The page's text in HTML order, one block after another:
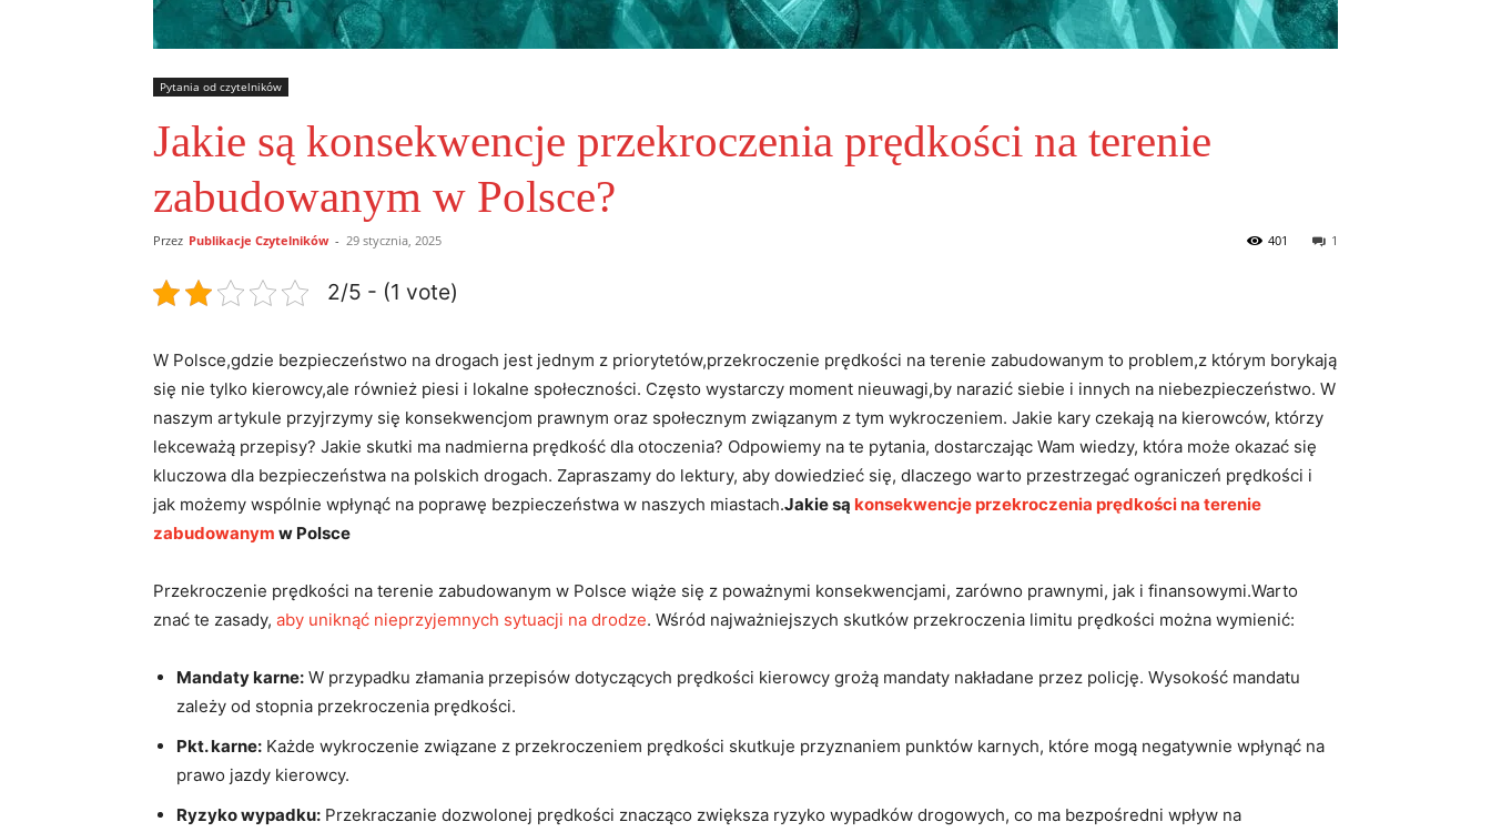
Pytania od czytelników
Jakie są konsekwencje przekroczenia prędkości na terenie
zabudowanym w Polsce?
Przez Publikacje Czytelników - 29 stycznia, 2025 1
401
2/5 - (1 vote)
W Polsce,gdzie bezpieczeństwo na ‌drogach ​jest jednym z priorytetów,przekroczenie prędkości na terenie zabudowanym to problem,z którym borykają
się nie tylko kierowcy,ale również piesi i lokalne​ społeczności. Często wystarczy moment nieuwagi,by narazić siebie ‍i innych na niebezpieczeństwo. W
naszym artykule przyjrzymy się konsekwencjom prawnym oraz społecznym związanym‍ z tym wykroczeniem. Jakie kary czekają na kierowców, którzy
lekceważą ⁢przepisy? Jakie skutki ma nadmierna prędkość dla otoczenia? Odpowiemy⁢ na te pytania, dostarczając Wam wiedzy, która może okazać​ się
kluczowa dla bezpieczeństwa na polskich drogach. Zapraszamy do​ lektury, aby‌ dowiedzieć się, dlaczego warto przestrzegać ograniczeń prędkości i
jak możemy ‍wspólnie wpłynąć na ​poprawę‍ bezpieczeństwa w naszych miastach.Jakie są konsekwencje przekroczenia prędkości na terenie
zabudowanym w Polsce
Przekroczenie prędkości ⁤na terenie zabudowanym w Polsce wiąże się ‍z poważnymi konsekwencjami, zarówno prawnymi, jak i⁣ finansowymi.Warto
znać⁤ te ​zasady, aby uniknąć nieprzyjemnych sytuacji na drodze. Wśród najważniejszych skutków przekroczenia limitu prędkości można wymienić:
Mandaty karne: W przypadku złamania przepisów dotyczących prędkości kierowcy grożą mandaty nakładane ‌przez‍ policję. Wysokość mandatu
zależy od stopnia przekroczenia prędkości.
Pkt. karne: Każde wykroczenie​ związane z ⁢przekroczeniem prędkości⁣ skutkuje ‍przyznaniem punktów karnych, które mogą negatywnie wpłynąć na ​
prawo jazdy ⁣kierowcy.
Ryzyko wypadku: Przekraczanie dozwolonej prędkości znacząco zwiększa ‍ryzyko wypadków drogowych, co ma bezpośredni wpływ​ na